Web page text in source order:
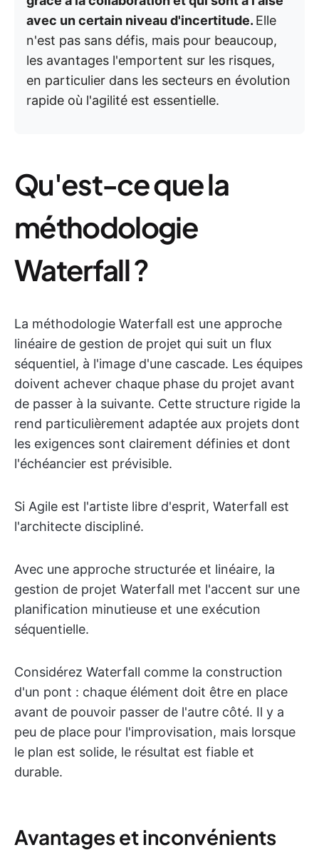
avec un certain niveau d'incertitude. Elle
n'est pas sans défis, mais pour beaucoup,
les avantages l'emportent sur les risques,
en particulier dans les secteurs en évolution
rapide où l'agilité est essentielle.
Qu'est-ce que la
méthodologie
Waterfall ?
La méthodologie Waterfall est une approche
linéaire de gestion de projet qui suit un flux
séquentiel, à l'image d'une cascade. Les équipes
doivent achever chaque phase du projet avant
de passer à la suivante. Cette structure rigide la
rend particulièrement adaptée aux projets dont
les exigences sont clairement définies et dont
l'échéancier est prévisible.
Si Agile est l'artiste libre d'esprit, Waterfall est
l'architecte discipliné.
Avec une approche structurée et linéaire, la
gestion de projet Waterfall met l'accent sur une
planification minutieuse et une exécution
séquentielle.
Considérez Waterfall comme la construction
d'un pont : chaque élément doit être en place
avant de pouvoir passer de l'autre côté. Il y a
peu de place pour l'improvisation, mais lorsque
le plan est solide, le résultat est fiable et
durable.
Avantages et inconvénients